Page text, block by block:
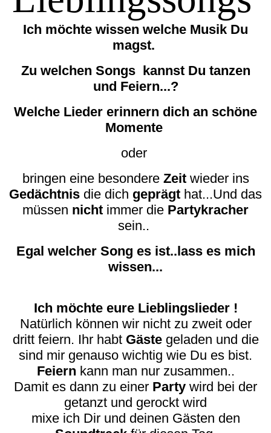
Ich möchte wissen welche Musik Du
magst.
Zu welchen Songs kannst Du tanzen
und Feiern...?
Welche Lieder erinnern dich an schöne
Momente
oder
bringen eine besondereZeit wieder ins
Gedächtnis die dich geprägt hat...Und das
müssen nicht immer die Partykracher
sein..
Egal welcher Song es ist..lass es mich
wissen...
Ich möchte eure Lieblingslieder !
Natürlich können wir nicht zu zweit oder
dritt feiern. Ihr habt Gäste geladen und die
sind mir genauso wichtig wie Du es bist.
Feiern kann man nur zusammen..
Damit es dann zu einer Party wird bei der
getanzt und gerockt wird
mixe ich Dir und deinen Gästen den